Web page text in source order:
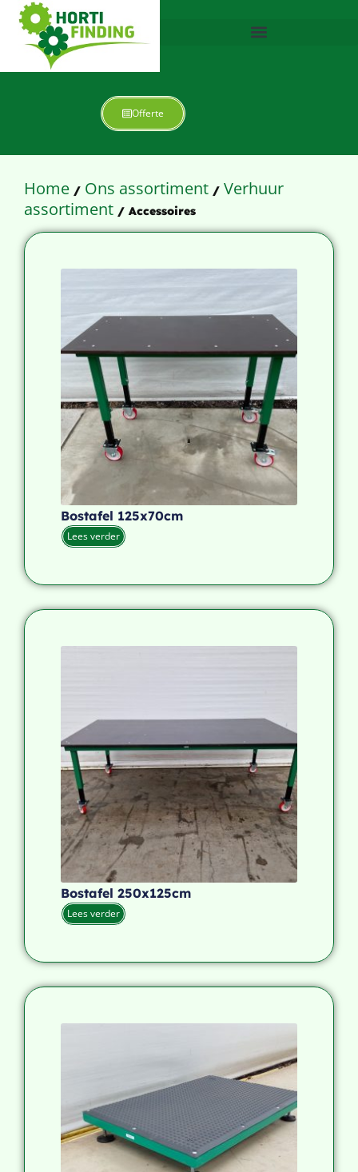
Offerte
Home / Ons assortiment / Verhuur
assortiment / Accessoires
Bostafel 125x70cm
Lees verder
Bostafel 250x125cm
Lees verder